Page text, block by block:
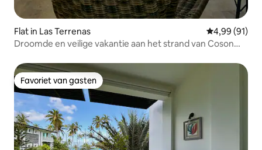
Flat in Las Terrenas Gemiddelde
4,99 (91)
Droomde en veilige vakantie aan het strand van Coson
Favoriet van gasten
Favoriet van gasten